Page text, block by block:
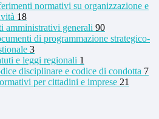
normativi su organizzazione e
18
amministrativi generali 90
di programmazione strategico-
3
e leggi regionali 1
disciplinare e codice di condotta 7
per cittadini e imprese 21